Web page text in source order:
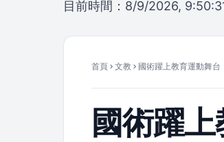
目前時間：8/9/2026,
首頁 文教 國術躍上教育運動舞
國術躍